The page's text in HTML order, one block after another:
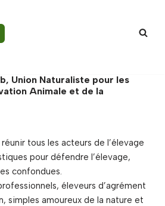
, Union Naturaliste pour les
Animale et de la
tous les acteurs de l’élevage
pour défendre l’élevage,
confondues.
éleveurs d’agrément
simples amoureux de la nature et